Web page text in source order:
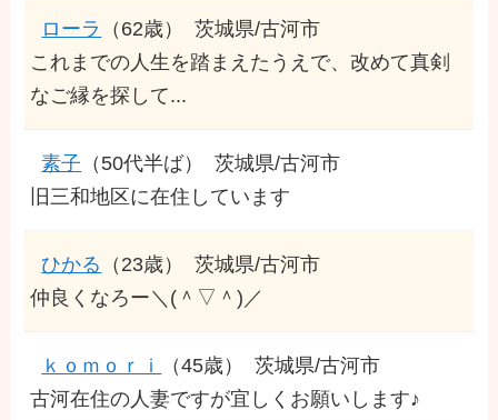
ローラ （62歳）
茨城県/古河市
これまでの人生を踏まえたうえで、改めて真剣
なご縁を探して...
素子 （50代半ば）
茨城県/古河市
旧三和地区に在住しています
ひかる （23歳）
茨城県/古河市
仲良くなろー＼(＾▽＾)／
ｋｏｍｏｒｉ （45歳）
茨城県/古河市
古河在住の人妻ですが宜しくお願いします♪